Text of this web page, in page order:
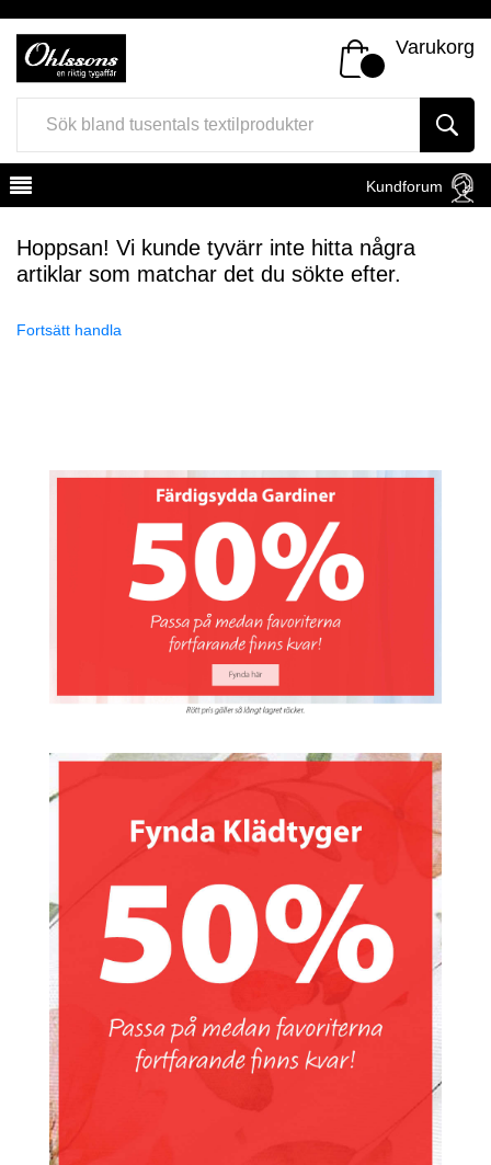
Varukorg
Kundforum
Hoppsan! Vi kunde tyvärr inte hitta några
artiklar som matchar det du sökte efter.
Fortsätt handla